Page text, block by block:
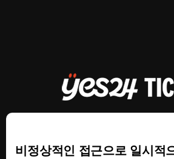
비정상적인 접근으로 일시적